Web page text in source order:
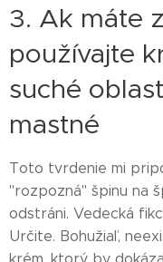
3. Ak máte
používajte
suché
mastné
Toto tvrdenie mi
"rozpozná" špinu na
odstráni. Vedecká
Určite. Bohužiaľ,